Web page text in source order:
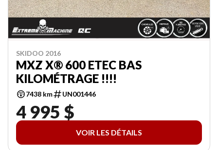
SKIDOO 2016
MXZ X® 600 ETEC BAS
KILOMÉTRAGE !!!!
7438 km UN001446
4 995 $
VOIR LES DÉTAILS